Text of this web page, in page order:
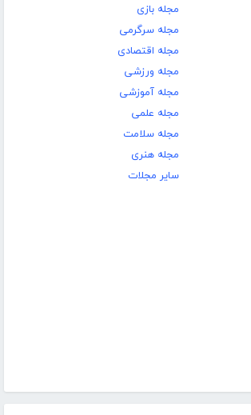
مجله بازی
مجله سرگرمی
مجله اقتصادی
مجله ورزشی
مجله آموزشی
مجله علمی
مجله سلامت
مجله هنری
سایر مجلات